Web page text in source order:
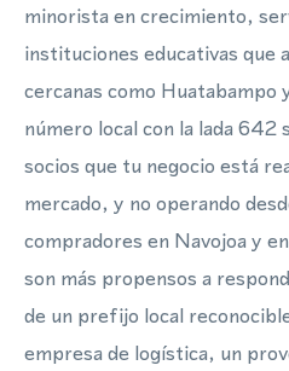
minorista en crecimiento,
instituciones educativas que
cercanas como
número local con la lada 642
socios que tu negocio está
mercado, y no operando
compradores en Navojoa y
son más propensos a
de un prefijo local
empresa de logística, un